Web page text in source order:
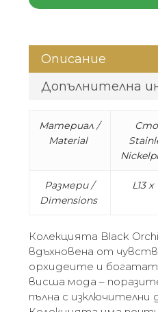
Описание
Допълнителна
Материал /
Material
Размери /
Dimensions
L13
Колекцията Black
вдъхновена от
орхидеите и
висша мода –
пълна с изключителни